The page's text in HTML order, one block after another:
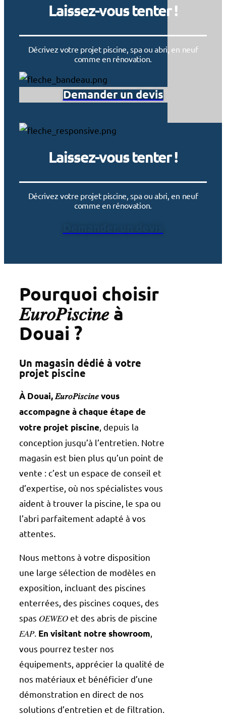
Laissez-vous tenter !
Décrivez votre projet piscine, spa ou abri, en neuf
comme en rénovation.
Demander un devis
Laissez-vous tenter !
Décrivez votre projet piscine, spa ou abri, en neuf
comme en rénovation.
Pourquoi choisir
𝐸𝑢𝑟𝑜𝑃𝑖𝑠𝑐𝑖𝑛𝑒 à
Douai ?
Un magasin dédié à votre
projet piscine
À Douai, 𝐸𝑢𝑟𝑜𝑃𝑖𝑠𝑐𝑖𝑛𝑒 vous
accompagne à chaque étape de
votre projet piscine, depuis la
conception jusqu’à l’entretien. Notre
magasin est bien plus qu’un point de
vente : c’est un espace de conseil et
d’expertise, où nos spécialistes vous
aident à trouver la piscine, le spa ou
l’abri parfaitement adapté à vos
attentes.
Nous mettons à votre disposition
une large sélection de modèles en
exposition, incluant des piscines
enterrées, des piscines coques, des
spas 𝑂𝐸𝑊𝐸𝑂 et des abris de piscine
𝐸𝐴𝑃. En visitant notre showroom,
vous pourrez tester nos
équipements, apprécier la qualité de
nos matériaux et bénéficier d’une
démonstration en direct de nos
solutions d’entretien et de filtration.